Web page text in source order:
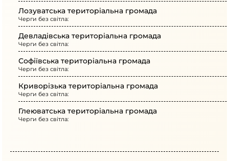
Лозуватська територіальна громада
Черги без світла:
Девладівська територіальна громада
Черги без світла:
Софіївська територіальна громада
Черги без світла:
Криворізька територіальна громада
Черги без світла:
Глеюватська територіальна громада
Черги без світла: